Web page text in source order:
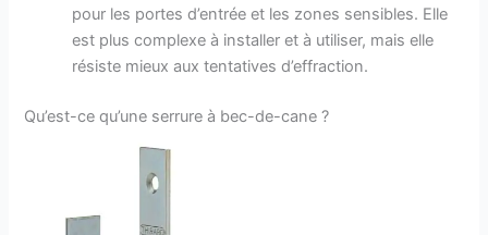
pour les portes d’entrée et les zones sensibles. Elle
est plus complexe à installer et à utiliser, mais elle
résiste mieux aux tentatives d’effraction.
Qu’est-ce qu’une serrure à bec-de-cane ?